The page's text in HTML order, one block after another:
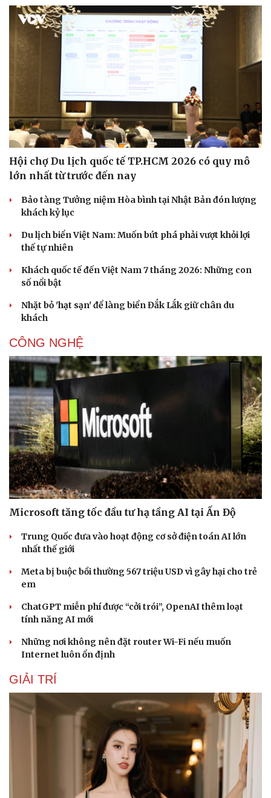
Sức khỏe
Dinh dưỡng - món ngon
Cây thuốc
Nhi khoa
Nam khoa
Phòng mạch online
Ăn sạch sống khỏe
Đời sống
Nhà đẹp
Hội chợ Du lịch quốc tế TP.HCM 2026 có quy mô
lớn nhất từ trước đến nay
Bảo tàng Tưởng niệm Hòa bình tại Nhật Bản đón lượng
khách kỷ lục
Du lịch biển Việt Nam: Muốn bứt phá phải vượt khỏi lợi
thế tự nhiên
Khách quốc tế đến Việt Nam 7 tháng 2026: Những con
số nổi bật
Nhặt bỏ 'hạt sạn' để làng biển Đắk Lắk giữ chân du
khách
CÔNG NGHỆ
Microsoft tăng tốc đầu tư hạ tầng AI tại Ấn Độ
Trung Quốc đưa vào hoạt động cơ sở điện toán AI lớn
nhất thế giới
Meta bị buộc bồi thường 567 triệu USD vì gây hại cho trẻ
em
ChatGPT miễn phí được “cởi trói”, OpenAI thêm loạt
tính năng AI mới
Những nơi không nên đặt router Wi-Fi nếu muốn
Internet luôn ổn định
GIẢI TRÍ